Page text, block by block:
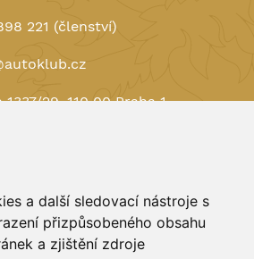
a další sledovací nástroje s
přizpůsobeného obsahu
a zjištění zdroje
221 (členství)
29, 110 00 Praha 1
a hostováno uDIGITREE